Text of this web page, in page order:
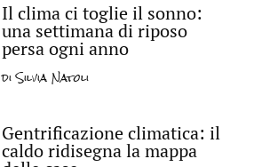
Il clima ci toglie il sonno:
una settimana di riposo
persa ogni anno
diSilvia Natoli
Gentrificazione climatica: il
caldo ridisegna la mappa